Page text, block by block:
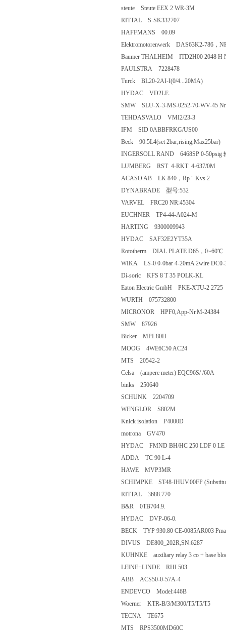
steute Steute EEX 2 WR-3M
RITTAL S-SK332707
HAFFMANS 00.09
Elektromotorenwerk DAS63K2-786，
Baumer THALHEIM ITD2H00 2048 H
PAULSTRA 7228478
Turck BL20-2AI-I(0/4...20MA)
HYDAC VD2LE.
SMW SLU-X-3-MS-0252-70-WV-45
TEHDASVALO VMI2/23-3
IFM SID 0ABBFRKG/US00
Beck 90.5L4(set 2bar,rising,Max25bar)
INGERSOLL RAND 6468SP 0-50psig
LUMBERG RST 4-RKT 4-637/0M
ACASO AB LK 840，Rp " Kvs 2
DYNABRADE 型号:532
VARVEL FRC20 NR:45304
EUCHNER TP4-44-A024-M
HARTING 9300009943
HYDAC SAF32E2YT35A
Rototherm DIAL PLATE D65，0~60℃
WIKA LS-0 0-0bar 4-20mA 2wire DC0-
Di-soric KFS 8 T 35 POLK-KL
Eaton Electric GmbH PKE-XTU-2 2725
WURTH 075732800
MICRONOR HPF0,App-Nr.M-24384
SMW 87926
Bicker MPI-80H
MOOG 4WE6C50 AC24
MTS 20542-2
Celsa (ampere meter) EQC96S/ /60A
binks 250640
SCHUNK 2204709
WENGLOR S802M
Knick isolation P4000D
motrona GV470
HYDAC FMND BH/HC 250 LDF 0 LE
ADDA TC 90 L-4
HAWE MVP3MR
SCHIMPKE ST48-IHUV.00FP
RITTAL 3688.770
B&R 0TB704.9.
HYDAC DVP-06-0.
BECK TYP 930.80 CE-0085AR003
DIVUS DE800_202R,SN:6287
KUHNKE auxiliary relay 3 co + base
LEINE+LINDE RHI 503
ABB ACS50-0-57A-4
ENDEVCO Model:446B
Woerner KTR-B/3/M300/T5/T5/T5
TECNA TE675
MTS RPS3500MD60C